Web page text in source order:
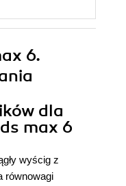
6.
dla
max 6
wyścig z
równowagi